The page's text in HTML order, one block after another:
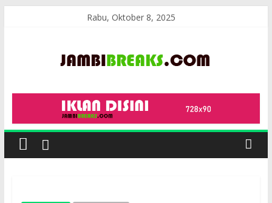
Rabu, Oktober 8, 2025
JambiBreaks